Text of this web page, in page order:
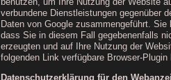
verbundene Dienstleistungen gegenüber
Daten von Google zusammengeführt.
dass Sie in diesem Fall gegebenenfalls
erzeugten und auf Ihre Nutzung der
folgenden Link verfügbare Browser-
Datenschutzerklärung für den